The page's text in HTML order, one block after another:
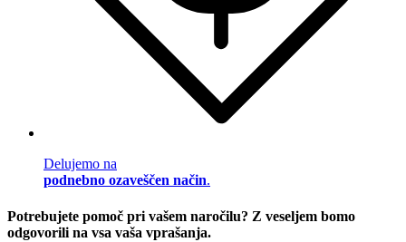
Delujemo na
podnebno ozaveščen način.
Potrebujete pomoč pri vašem naročilu? Z veseljem bomo
odgovorili na vsa vaša vprašanja.